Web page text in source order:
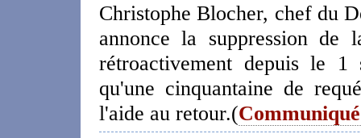
Christophe Blocher, chef du
annonce la suppression
rétroactivement depuis le 1
qu'une cinquantaine de
l'aide au retour.(